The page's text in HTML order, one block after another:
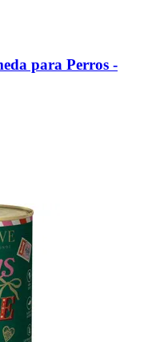
para Perros -​